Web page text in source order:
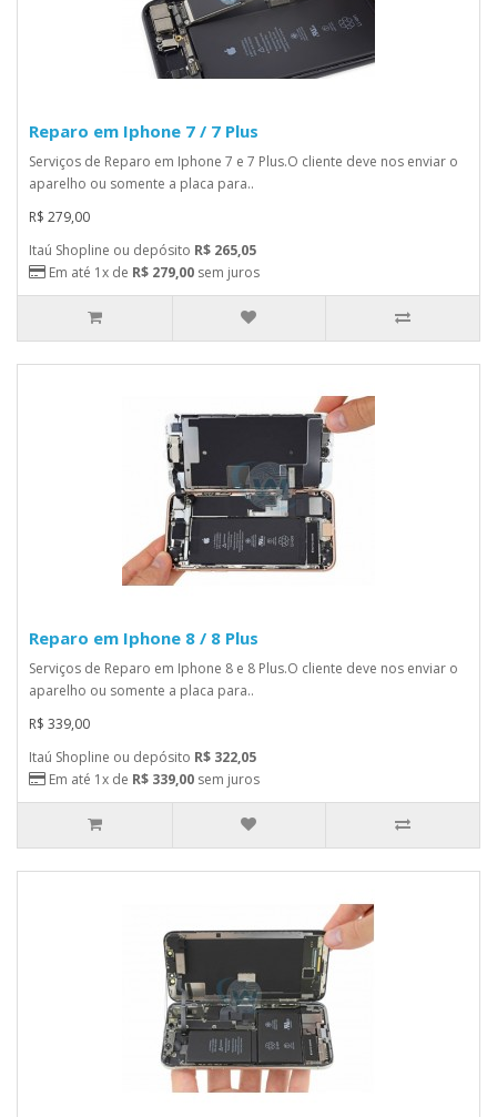
Reparo em Iphone 7 / 7 Plus
Serviços de Reparo em Iphone 7 e 7 Plus.O cliente deve nos enviar o
aparelho ou somente a placa para..
R$ 279,00
Itaú Shopline ou depósito R$ 265,05
Em até 1x de R$ 279,00 sem juros
Reparo em Iphone 8 / 8 Plus
Serviços de Reparo em Iphone 8 e 8 Plus.O cliente deve nos enviar o
aparelho ou somente a placa para..
R$ 339,00
Itaú Shopline ou depósito R$ 322,05
Em até 1x de R$ 339,00 sem juros